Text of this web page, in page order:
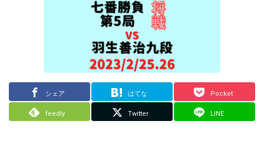
シェア はてな Pocket
feedly Twitter LINE